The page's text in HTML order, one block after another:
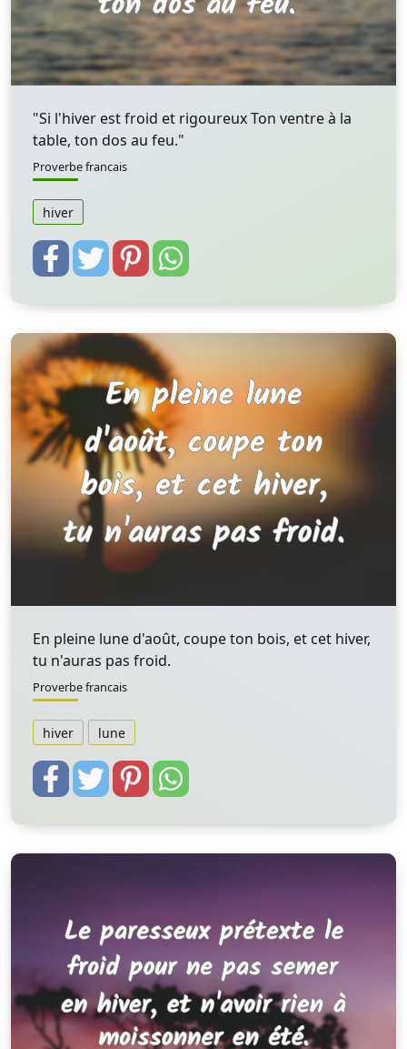
"Si l'hiver est froid et rigoureux Ton ventre à la
table, ton dos au feu."
Proverbe francais
hiver
En pleine lune d'août, coupe ton bois, et cet hiver,
tu n'auras pas froid.
Proverbe francais
hiver lune